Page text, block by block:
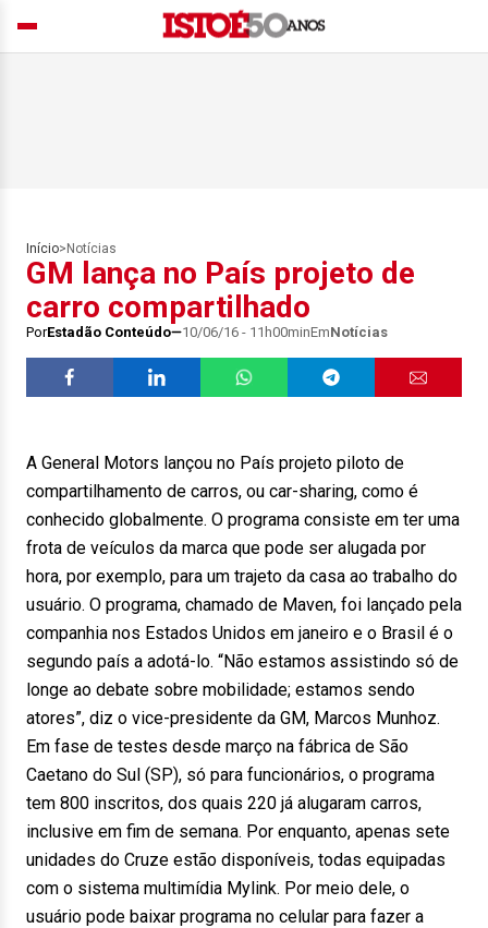
Início> Notícias
GM lança no País projeto de
carro compartilhado
PorEstadão Conteúdo 10/06/16 - 11h00minEmNotícias
A General Motors lançou no País projeto piloto de
compartilhamento de carros, ou car-sharing, como é
conhecido globalmente. O programa consiste em ter uma
frota de veículos da marca que pode ser alugada por
hora, por exemplo, para um trajeto da casa ao trabalho do
usuário. O programa, chamado de Maven, foi lançado pela
companhia nos Estados Unidos em janeiro e o Brasil é o
segundo país a adotá-lo. “Não estamos assistindo só de
longe ao debate sobre mobilidade; estamos sendo
atores”, diz o vice-presidente da GM, Marcos Munhoz.
Em fase de testes desde março na fábrica de São
Caetano do Sul (SP), só para funcionários, o programa
tem 800 inscritos, dos quais 220 já alugaram carros,
inclusive em fim de semana. Por enquanto, apenas sete
unidades do Cruze estão disponíveis, todas equipadas
com o sistema multimídia Mylink. Por meio dele, o
usuário pode baixar programa no celular para fazer a